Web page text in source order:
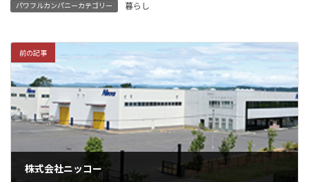
パワフルカンパニーカテゴリー 暮らし
前の記事
株式会社ニッコー